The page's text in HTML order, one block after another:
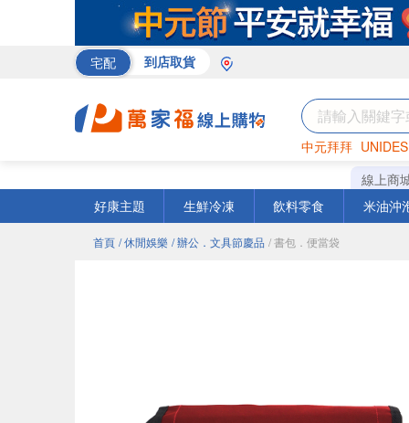
宅配 到店取貨
中元拜拜
罐頭 咖啡
線上商
好康主題
生鮮冷凍 飲料零食 米油沖
首頁 / 休閒娛樂 / 辦公．文具節慶品 / 書包．便當袋